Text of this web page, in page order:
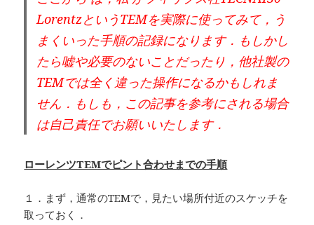
LorentzというTEMを実際に使ってみて，う
まくいった手順の記録になります． もしかし
たら嘘や必要のないことだったり，他社製の
TEMでは全く違った操作になるかもしれま
せん．もしも，この記事を参考にされる場合
は自己責任でお願いいたします．
ローレンツTEMでピント合わせまでの手順
１．まず，通常のTEMで，見たい場所付近のスケッチを
取っておく．